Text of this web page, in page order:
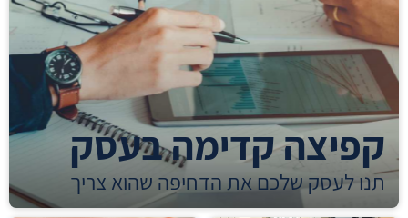
קפיצה קדימה בעסק
תנו לעסק שלכם את הדחיפה שהוא צריך